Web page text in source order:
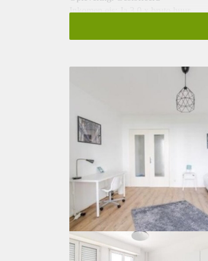
Inkomen eis: Ja 3,0 x bruto huur
Borg: 1 maand
Huisgenoten: Nee
Geslacht huisgenoten: N.v.t.